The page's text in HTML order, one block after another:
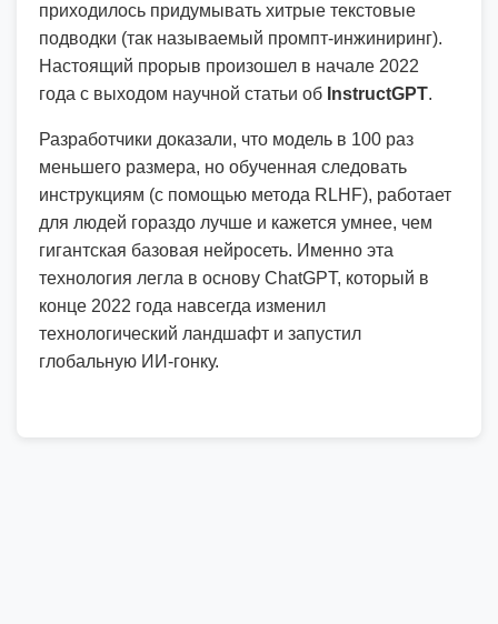
приходилось придумывать хитрые текстовые
подводки (так называемый промпт-инжиниринг).
Настоящий прорыв произошел в начале 2022
года с выходом научной статьи об InstructGPT.
Разработчики доказали, что модель в 100 раз
меньшего размера, но обученная следовать
инструкциям (с помощью метода RLHF), работает
для людей гораздо лучше и кажется умнее, чем
гигантская базовая нейросеть. Именно эта
технология легла в основу ChatGPT, который в
конце 2022 года навсегда изменил
технологический ландшафт и запустил
глобальную ИИ-гонку.